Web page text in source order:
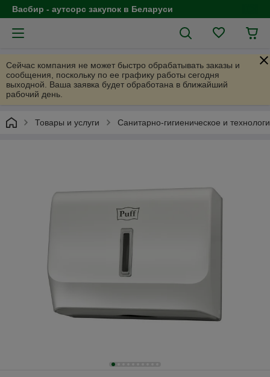
Васбир - аутсорс закупок в Беларуси
Сейчас компания не может быстро обрабатывать заказы и
сообщения, поскольку по ее графику работы сегодня
выходной. Ваша заявка будет обработана в ближайший
рабочий день.
Товары и услуги Санитарно-гигиеническое и